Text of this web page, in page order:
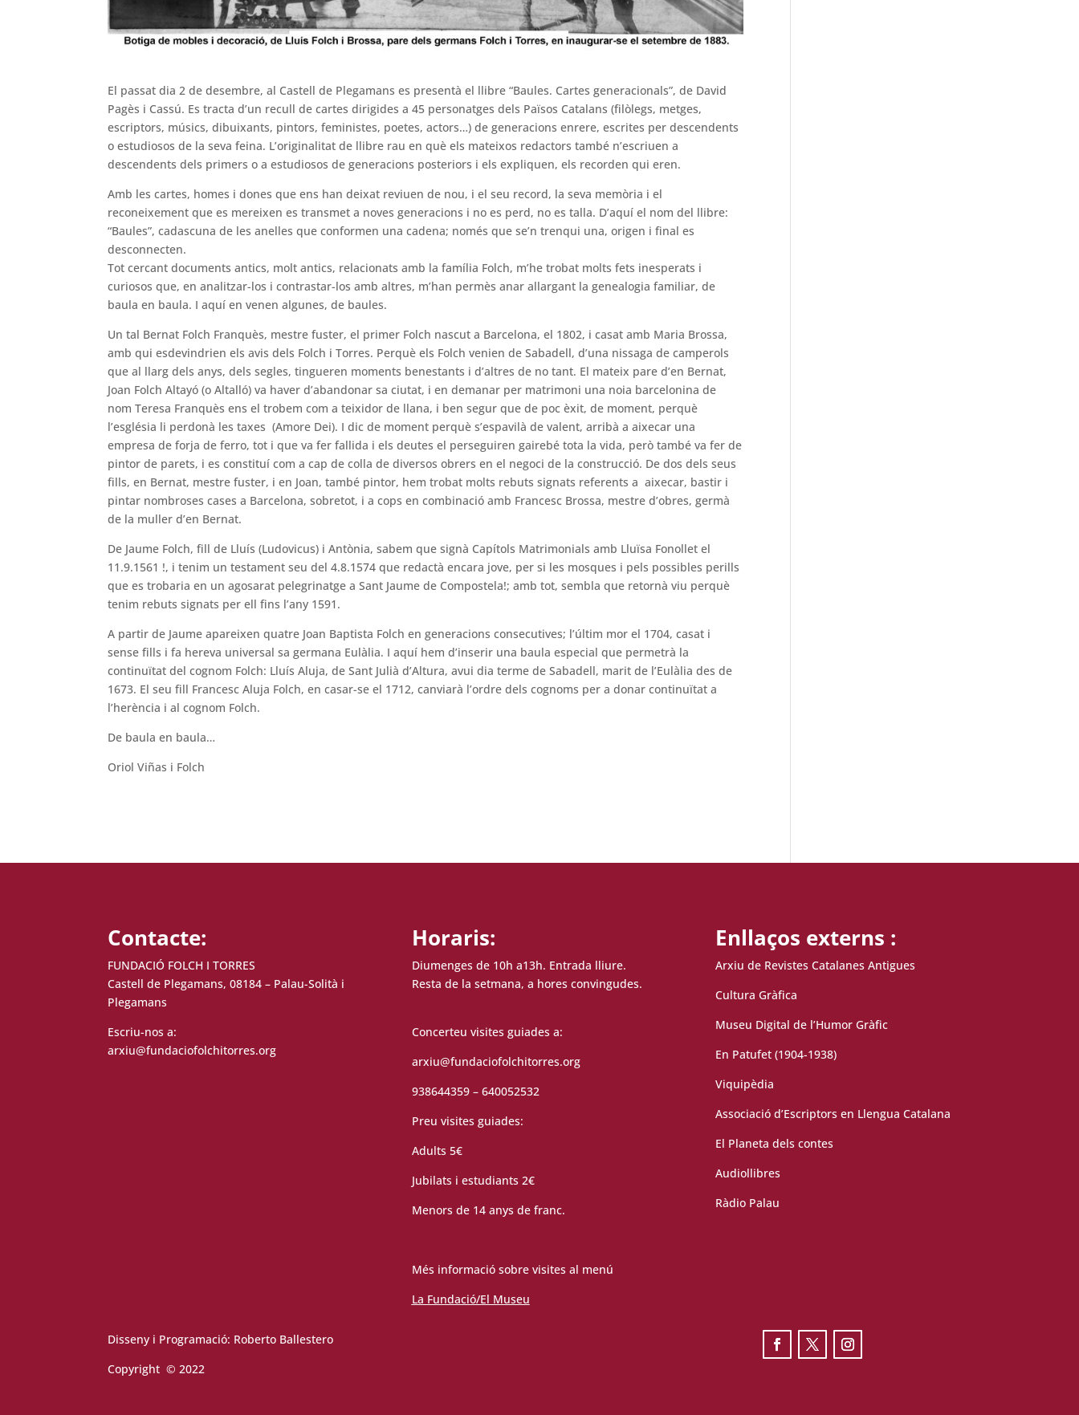
El passat dia 2 de desembre, al Castell de Plegamans es presentà el llibre “Baules. Cartes generacionals”, de David
Pagès i Cassú. Es tracta d’un recull de cartes dirigides a 45 personatges dels Països Catalans (filòlegs, metges,
escriptors, músics, dibuixants, pintors, feministes, poetes, actors…) de generacions enrere, escrites per descendents
o estudiosos de la seva feina. L’originalitat de llibre rau en què els mateixos redactors també n’escriuen a
descendents dels primers o a estudiosos de generacions posteriors i els expliquen, els recorden qui eren.
Amb les cartes, homes i dones que ens han deixat reviuen de nou, i el seu record, la seva memòria i el
reconeixement que es mereixen es transmet a noves generacions i no es perd, no es talla. D’aquí el nom del llibre:
“Baules”, cadascuna de les anelles que conformen una cadena; només que se’n trenqui una, origen i final es
desconnecten.
Tot cercant documents antics, molt antics, relacionats amb la família Folch, m’he trobat molts fets inesperats i
curiosos que, en analitzar-los i contrastar-los amb altres, m’han permès anar allargant la genealogia familiar, de
baula en baula. I aquí en venen algunes, de baules.
Un tal Bernat Folch Franquès, mestre fuster, el primer Folch nascut a Barcelona, el 1802, i casat amb Maria Brossa,
amb qui esdevindrien els avis dels Folch i Torres. Perquè els Folch venien de Sabadell, d’una nissaga de camperols
que al llarg dels anys, dels segles, tingueren moments benestants i d’altres de no tant. El mateix pare d’en Bernat,
Joan Folch Altayó (o Altalló) va haver d’abandonar sa ciutat, i en demanar per matrimoni una noia barcelonina de
nom Teresa Franquès ens el trobem com a teixidor de llana, i ben segur que de poc èxit, de moment, perquè
l’església li perdonà les taxes (Amore Dei). I dic de moment perquè s’espavilà de valent, arribà a aixecar una
empresa de forja de ferro, tot i que va fer fallida i els deutes el perseguiren gairebé tota la vida, però també va fer de
pintor de parets, i es constituí com a cap de colla de diversos obrers en el negoci de la construcció. De dos dels seus
fills, en Bernat, mestre fuster, i en Joan, també pintor, hem trobat molts rebuts signats referents a aixecar, bastir i
pintar nombroses cases a Barcelona, sobretot, i a cops en combinació amb Francesc Brossa, mestre d’obres, germà
de la muller d’en Bernat.
De Jaume Folch, fill de Lluís (Ludovicus) i Antònia, sabem que signà Capítols Matrimonials amb Lluïsa Fonollet el
11.9.1561 !, i tenim un testament seu del 4.8.1574 que redactà encara jove, per si les mosques i pels possibles perills
que es trobaria en un agosarat pelegrinatge a Sant Jaume de Compostela!; amb tot, sembla que retornà viu perquè
tenim rebuts signats per ell fins l’any 1591.
A partir de Jaume apareixen quatre Joan Baptista Folch en generacions consecutives; l’últim mor el 1704, casat i
sense fills i fa hereva universal sa germana Eulàlia. I aquí hem d’inserir una baula especial que permetrà la
continuïtat del cognom Folch: Lluís Aluja, de Sant Julià d’Altura, avui dia terme de Sabadell, marit de l’Eulàlia des de
1673. El seu fill Francesc Aluja Folch, en casar-se el 1712, canviarà l’ordre dels cognoms per a donar continuïtat a
l’herència i al cognom Folch.
De baula en baula…
Oriol Viñas i Folch
Contacte:
FUNDACIÓ FOLCH I TORRES
Castell de Plegamans, 08184 – Palau-Solità i
Plegamans
Escriu-nos a:
arxiu@fundaciofolchitorres.org
Horaris:
Diumenges de 10h a13h. Entrada lliure.
Resta de la setmana, a hores convingudes.
Concerteu visites guiades a:
arxiu@fundaciofolchitorres.org
938644359 – 640052532
Preu visites guiades:
Adults 5€
Jubilats i estudiants 2€
Menors de 14 anys de franc.
Més informació sobre visites al menú
La Fundació/El Museu
Enllaços externs :
Arxiu de Revistes Catalanes Antigues
Cultura Gràfica
Museu Digital de l’Humor Gràfic
En Patufet (1904-1938)
Viquipèdia
Associació d’Escriptors en Llengua Catalana
El Planeta dels contes
Audiollibres
Ràdio Palau
Disseny i Programació: Roberto Ballestero
Copyright © 2022